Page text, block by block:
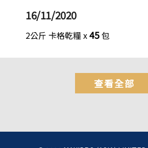
16/11/2020
2公斤 卡格乾糧 x45包
查看全部